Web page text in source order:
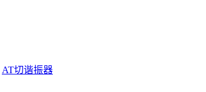
AT切谐振器